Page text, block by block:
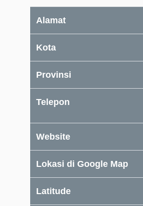
Alamat
Kota
Provinsi
Telepon
Website
Lokasi di Google Map
Latitude